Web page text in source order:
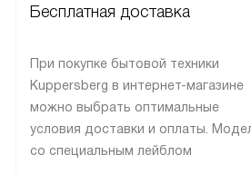
Бесплатная доставка
При покупке бытовой техники
Kuppersberg в интернет-магазине
можно выбрать оптимальные
условия доставки и оплаты.
со специальным лейблом